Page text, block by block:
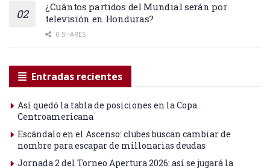
¿Cuántos partidos del Mundial serán por
televisión en Honduras?
0 SHARES
Entradas recientes
Así quedó la tabla de posiciones en la Copa
Centroamericana
Escándalo en el Ascenso: clubes buscan cambiar de
nombre para escapar de millonarias deudas
Jornada 2 del Torneo Apertura 2026: así se jugará la